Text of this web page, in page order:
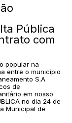
Pública
com
popular na
entre o município
S.A
de
em nosso
no dia 24 de
Municipal de